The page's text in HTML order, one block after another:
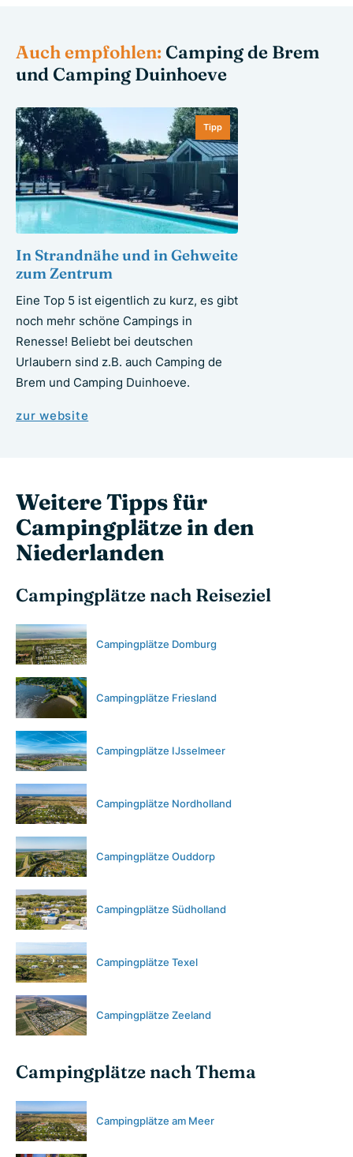
Auch empfohlen: Camping de Brem
und Camping Duinhoeve
Tipp
In Strandnähe und in Gehweite
zum Zentrum
Eine Top 5 ist eigentlich zu kurz, es gibt
noch mehr schöne Campings in
Renesse! Beliebt bei deutschen
Urlaubern sind z.B. auch Camping de
Brem und Camping Duinhoeve.
zur website
Weitere Tipps für
Campingplätze in den
Niederlanden
Campingplätze nach Reiseziel
Campingplätze Domburg
Campingplätze Friesland
Campingplätze IJsselmeer
Campingplätze Nordholland
Campingplätze Ouddorp
Campingplätze Südholland
Campingplätze Texel
Campingplätze Zeeland
Campingplätze nach Thema
Campingplätze am Meer